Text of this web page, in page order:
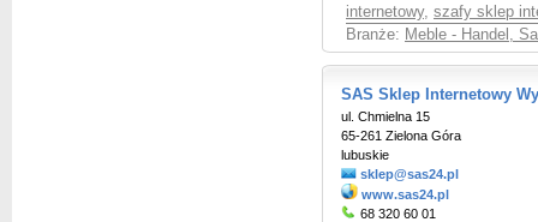
internetowy, szafy sklep
Branże: Meble - Handel,
SAS Sklep Internetowy
ul. Chmielna 15
65-261 Zielona Góra
lubuskie
sklep@sas24.pl
www.sas24.pl
68 320 60 01